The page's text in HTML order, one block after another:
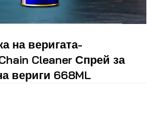
на веригата-
Cleaner Спрей за
вериги 668ML